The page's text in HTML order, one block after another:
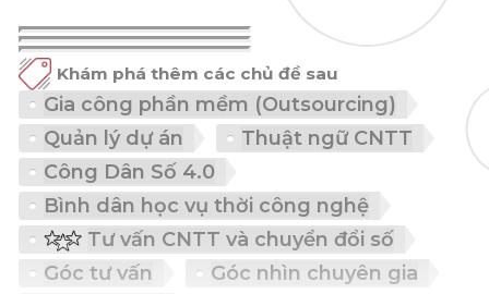
Khám phá thêm các chủ đề sau
Gia công phần mềm (Outsourcing)
Quản lý dự án
Thuật ngữ CNTT
Công Dân Số 4.0
Bình dân học vụ thời công nghệ
Tư vấn CNTT và chuyển đổi số
Góc tư vấn
Góc nhìn chuyên gia